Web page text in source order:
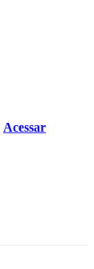
Acessar